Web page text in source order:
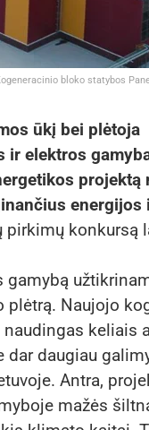
bloko statybos
ūkį bei plėtoja
elektros
projektą
energijos
pirkimų konkursą
Naujojo
keliais
dar daugiau
Antra,
mažės